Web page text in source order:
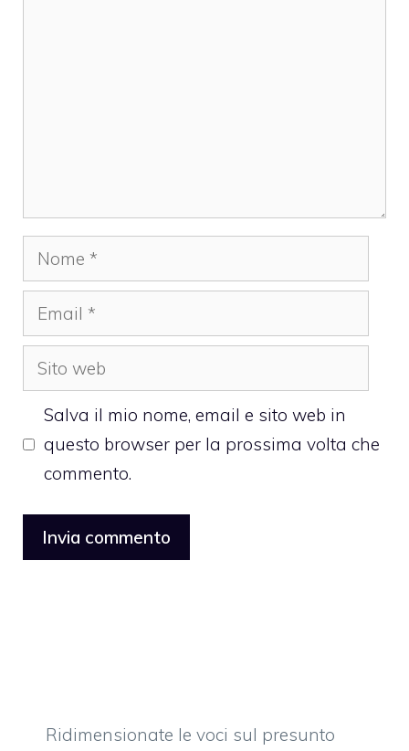
Nome
Email
Sito
web
Salva il mio nome, email e sito web in
questo browser per la prossima volta che
commento.
Ridimensionate le voci sul presunto